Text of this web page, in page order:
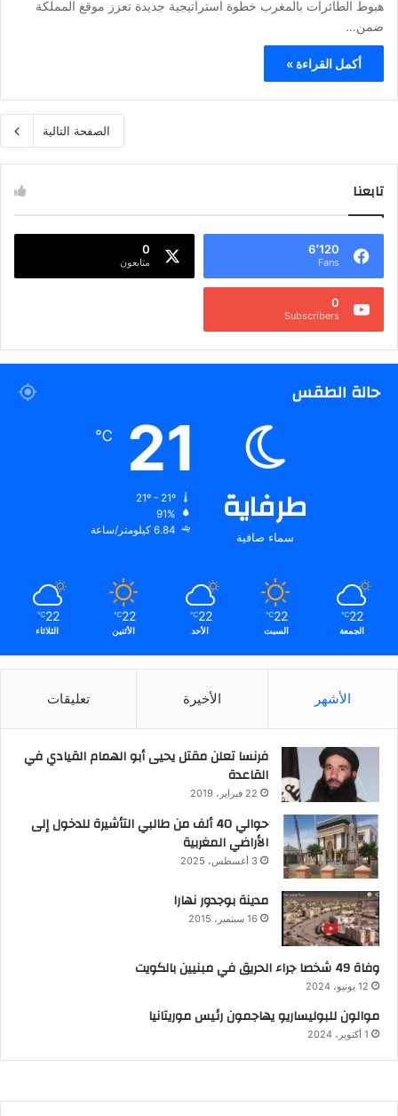
هبوط الطائرات بالمغرب خطوة استراتيجية جديدة تعزز موقع المملكة
ضمن…
أكمل القراءة »
الصفحة التالية
تابعنا
6٬120
Fans
0
متابعون
0
Subscribers
حالة الطقس
طرفاية
سماء صافية
21
℃
91%
6.84 كيلومتر/ساعة
22
℃
الجمعة
22
℃
السبت
22
℃
الأحد
22
℃
الأثنين
22
℃
الثلاثاء
الأشهر الأخيرة تعليقات
فرنسا تعلن مقتل يحيى أبو الهمام القيادي في
القاعدة
22 فبراير، 2019
حوالي 40 ألف من طالبي التأشيرة للدخول إلى
الأراضي المغربية
3 أغسطس، 2025
مدينة بوجدور نهارا
16 سبتمبر، 2015
وفاة 49 شخصا جراء الحريق في مبنيين بالكويت
12 يونيو، 2024
موالون للبوليساريو يهاجمون رئيس موريتانيا
1 أكتوبر، 2024